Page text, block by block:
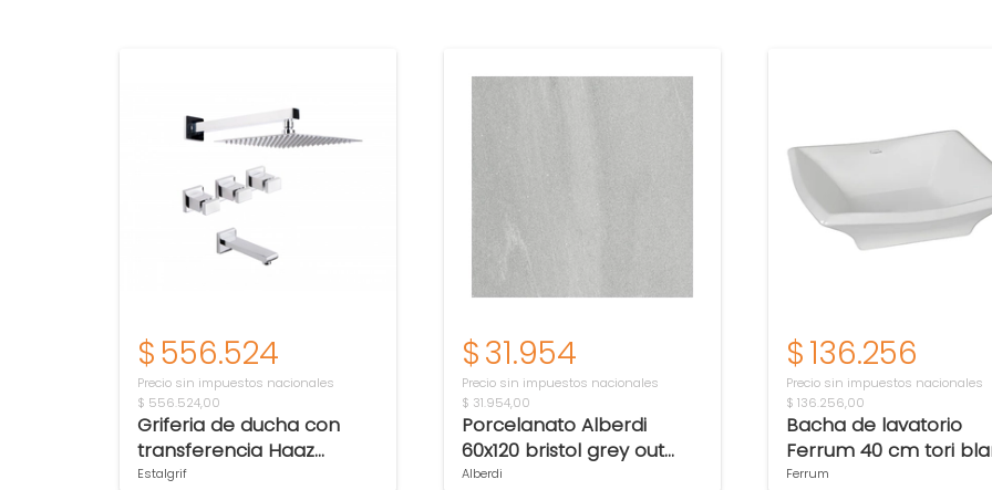
$556.524
Precio sin impuestos nacionales
$ 556.524,00
Griferia de ducha con
transferencia Haaz
Buenos Aires cromo
Estalgrif
$31.954
Precio sin impuestos nacionales
$ 31.954,00
Porcelanato Alberdi
60x120 bristol grey out
rect 1°
Alberdi
$136.256
Precio sin impuestos nacionales
$ 136.256,00
Bacha de lavatorio
Ferrum 40 cm tori
cuadrada TOR-BH-041-
Ferrum